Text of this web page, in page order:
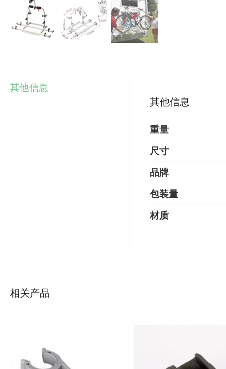
其他信息
其他信息
重量
尺寸
品牌
包装量
材质
相关产品